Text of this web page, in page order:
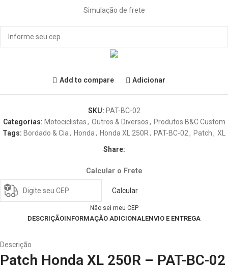
Simulação de frete
Add to compare Adicionar
SKU: PAT-BC-02
Categorias: Motociclistas, Outros & Diversos, Produtos B&C Custom
Tags: Bordado & Cia, Honda, Honda XL 250R, PAT-BC-02, Patch, XL
Share:
Calcular o Frete
Calcular
Não sei meu CEP
DESCRIÇÃOINFORMAÇÃO ADICIONALENVIO E ENTREGA
Descrição
Patch Honda XL 250R – PAT-BC-02